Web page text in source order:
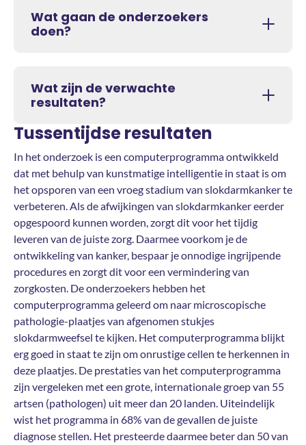
Wat gaan de onderzoekers
doen?
Wat zijn de verwachte
resultaten?
Tussentijdse resultaten
In het onderzoek is een computerprogramma ontwikkeld
dat met behulp van kunstmatige intelligentie in staat is om
het opsporen van een vroeg stadium van slokdarmkanker te
verbeteren. Als de afwijkingen van slokdarmkanker eerder
opgespoord kunnen worden, zorgt dit voor het tijdig
leveren van de juiste zorg. Daarmee voorkom je de
ontwikkeling van kanker, bespaar je onnodige ingrijpende
procedures en zorgt dit voor een vermindering van
zorgkosten. De onderzoekers hebben het
computerprogramma geleerd om naar microscopische
pathologie-plaatjes van afgenomen stukjes
slokdarmweefsel te kijken. Het computerprogramma blijkt
erg goed in staat te zijn om onrustige cellen te herkennen in
deze plaatjes. De prestaties van het computerprogramma
zijn vergeleken met een grote, internationale groep van 55
artsen (pathologen) uit meer dan 20 landen. Uiteindelijk
wist het programma in 68% van de gevallen de juiste
diagnose stellen. Het presteerde daarmee beter dan 50 van